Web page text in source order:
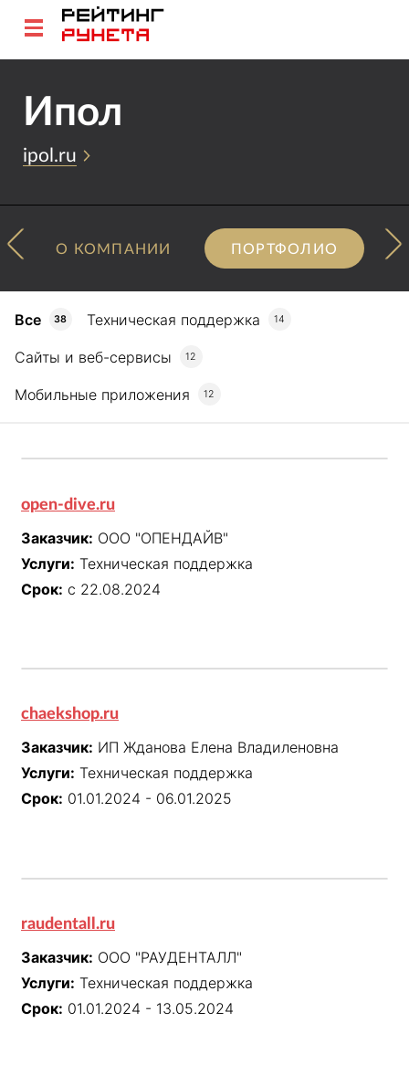
Ипол
ipol.ru
О КОМПАНИИ ПОРТФОЛИО
Все 38 Техническая поддержка 14
Сайты и веб-сервисы 12
Мобильные приложения 12
open-dive.ru
Заказчик: ООО "ОПЕНДАЙВ"
Услуги: Техническая поддержка
Срок: с 22.08.2024
chaekshop.ru
Заказчик: ИП Жданова Елена Владиленовна
Услуги: Техническая поддержка
Срок: 01.01.2024 - 06.01.2025
raudentall.ru
Заказчик: ООО "РАУДЕНТАЛЛ"
Услуги: Техническая поддержка
Срок: 01.01.2024 - 13.05.2024